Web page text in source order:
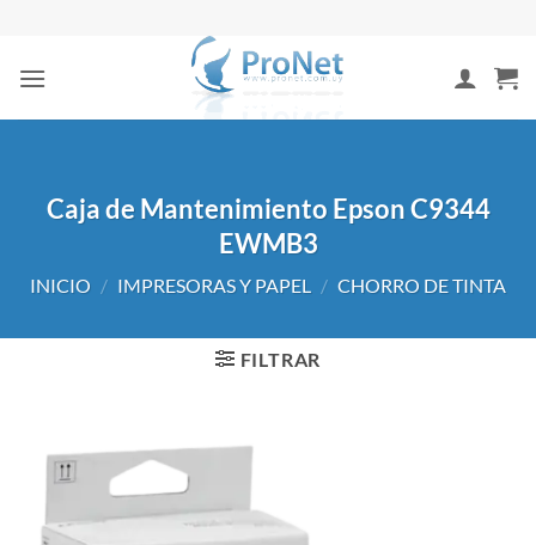
contenido
Caja de Mantenimiento Epson C9344
EWMB3
INICIO / IMPRESORAS Y PAPEL / CHORRO DE TINTA
FILTRAR